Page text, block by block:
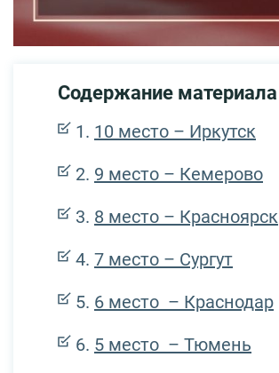
Содержание материала
10 место – Иркутск
9 место – Кемерово
8 место – Красноярск
7 место – Сургут
6 место – Краснодар
5 место – Тюмень